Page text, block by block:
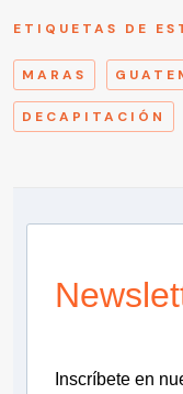
ETIQUETAS DE
MARAS
DECAPITACIÓN
Inscríbete en